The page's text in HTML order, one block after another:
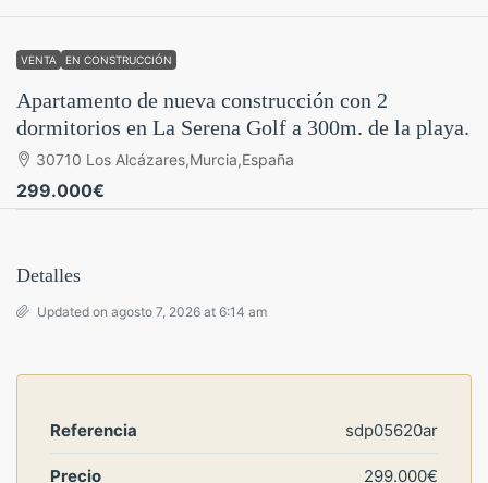
VENTA EN CONSTRUCCIÓN
Apartamento de nueva construcción con 2
dormitorios en La Serena Golf a 300m. de la playa.
30710 Los Alcázares,Murcia,España
299.000€
Detalles
Updated on agosto 7, 2026 at 6:14 am
Referencia sdp05620ar
Precio 299.000€